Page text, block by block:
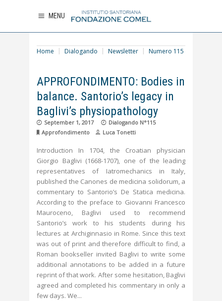
MENU
Home Dialogando Newsletter Numero 115
APPROFONDIMENTO: Bodies in
balance. Santorio’s legacy in
Baglivi’s physiopathology
September 1, 2017
Dialogando N°115
Approfondimento
Luca Tonetti
Introduction In 1704, the Croatian physician
Giorgio Baglivi (1668-1707), one of the leading
representatives of Iatromechanics in Italy,
published the Canones de medicina solidorum, a
commentary to Santorio’s De Statica medicina.
According to the preface to Giovanni Francesco
Mauroceno, Baglivi used to recommend
Santorio’s work to his students during his
lectures at Archiginnasio in Rome. Since this text
was out of print and therefore difficult to find, a
Roman bookseller invited Baglivi to write some
additional annotations to be added in a future
reprint of that work. After some hesitation, Baglivi
agreed and completed his commentary in only a
few days. We